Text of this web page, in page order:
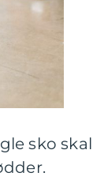
sko skal